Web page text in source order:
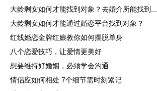
大龄剩女如何才能找到对象？去婚介所能找到...
大龄剩女如何才能通过婚恋平台找到对象？
红线婚恋金牌红娘教你如何摆脱单身
八个恋爱技巧，让爱情更美好
想要维持好婚姻，必须学会沟通
情侣应如何相处 7个细节需时刻紧记